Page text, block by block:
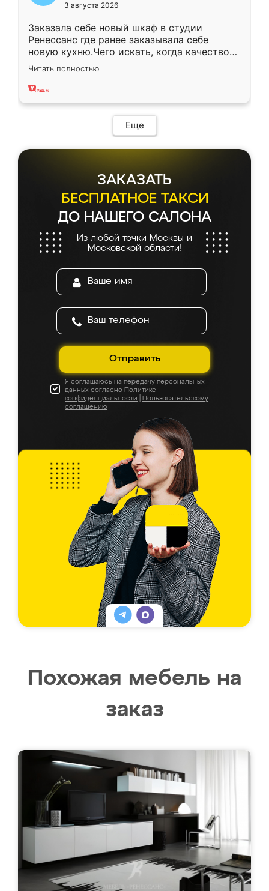
3 августа 2026
Заказала себе новый шкаф в студии
Ренессанс где ранее заказывала себе
новую кухню.Чего искать, когда качеством
вполне довольна. Служит кухня уже почти
два года, нареканий нет.
Читать полностью
Еще
ЗАКАЗАТЬ
БЕСПЛАТНОЕ ТАКСИ
ДО НАШЕГО САЛОНА
Из любой точки Москвы и
Московской области!
Отправить
Я соглашаюсь на передачу персональных
данных согласно Политике
конфиденциальности
Пользовательскому
соглашению
Похожая мебель на
заказ